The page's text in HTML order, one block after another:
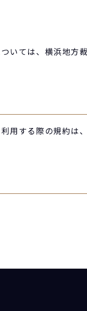
いては、横浜地方
用する際の規約は、